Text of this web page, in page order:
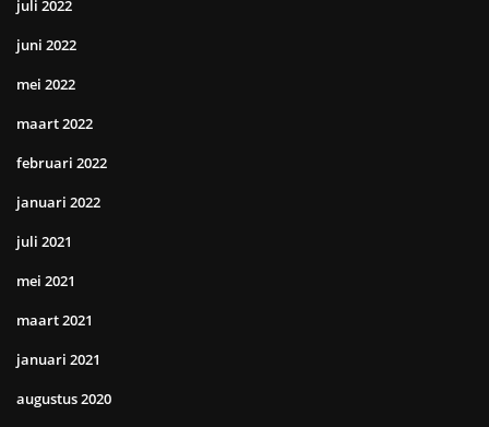
juli 2022
juni 2022
mei 2022
maart 2022
februari 2022
januari 2022
juli 2021
mei 2021
maart 2021
januari 2021
augustus 2020